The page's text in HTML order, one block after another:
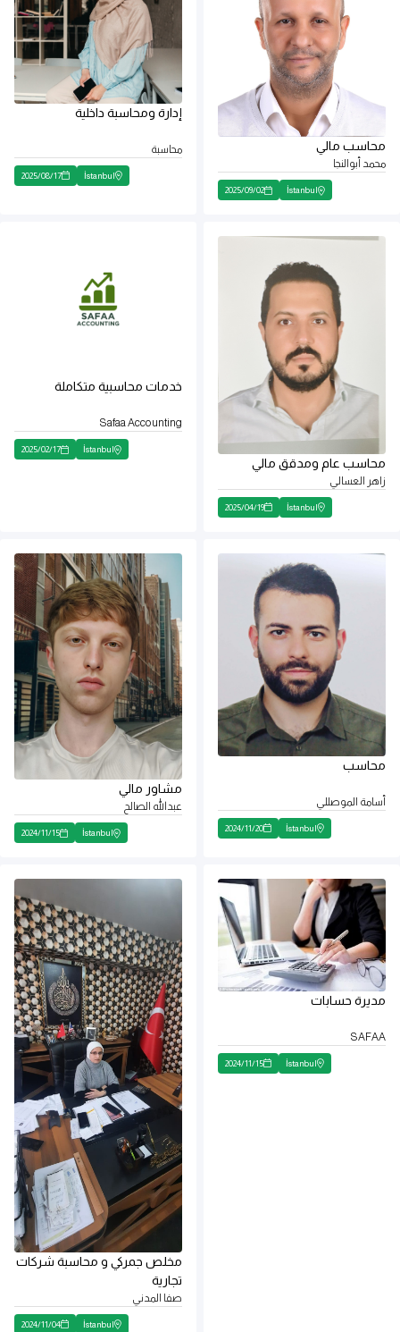
محاسب مالي
محمد أبوالنجا
İstanbul
2025/09/02
إدارة ومحاسبة داخلية
محاسبة
İstanbul
2025/08/17
محاسب عام ومدقق مالي
زاهر العسالي
İstanbul
2025/04/19
خدمات محاسبية متكاملة
Safaa Accounting
İstanbul
2025/02/17
محاسب
أسامة الموصللي
İstanbul
2024/11/20
مشاور مالي
عبدالله الصالح
İstanbul
2024/11/15
مديرة حسابات
SAFAA
İstanbul
2024/11/15
مخلص جمركي و محاسبة شركات
تجارية
صفا المدني
İstanbul
2024/11/04